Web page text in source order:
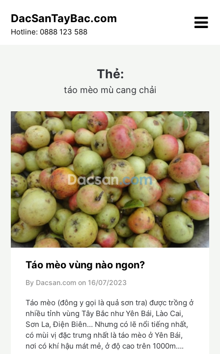
content
DacSanTayBac.com
Hotline: 0888 123 588
Thẻ:
táo mèo mù cang chải
Táo mèo vùng nào ngon?
By Dacsan.com on 16/07/2023
Táo mèo (đông y gọi là quả sơn tra) được trồng ở
nhiều tỉnh vùng Tây Bắc như Yên Bái, Lào Cai,
Sơn La, Điện Biên… Nhưng có lẽ nổi tiếng nhất,
có mùi vị đặc trưng nhất là táo mèo ở Yên Bái,
nơi có khí hậu mát mẻ, ở độ cao trên 1000m….